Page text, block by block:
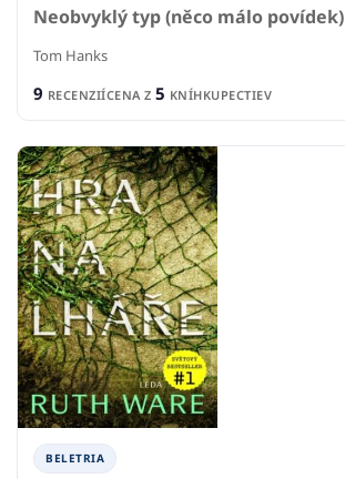
Neobvyklý typ (něco málo povídek)
Tom Hanks
9 RECENZIÍCENA Z 5 KNÍHKUPECTIEV
BELETRIA